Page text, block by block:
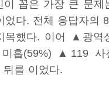
이 꼽은 가장 큰 문제
었다. 전체 응답자의
목했다. 이어 ▲광역
흡(59%) ▲119 사
뒤를 이었다.